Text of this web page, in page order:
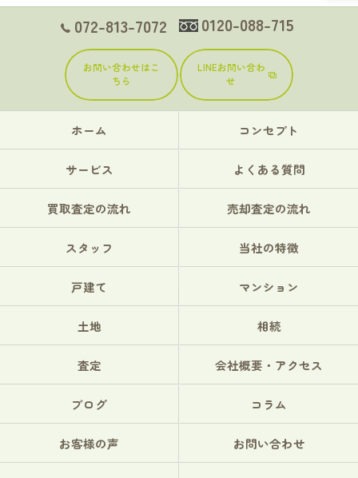
072-813-7072 0120-088-715
お問い合わせはこ
ちら
LINEお問い合わ
せ
ホーム コンセプト
サービス よくある質問
買取査定の流れ 売却査定の流れ
スタッフ 当社の特徴
戸建て マンション
土地 相続
査定 会社概要・アクセス
ブログ コラム
お客様の声 お問い合わせ